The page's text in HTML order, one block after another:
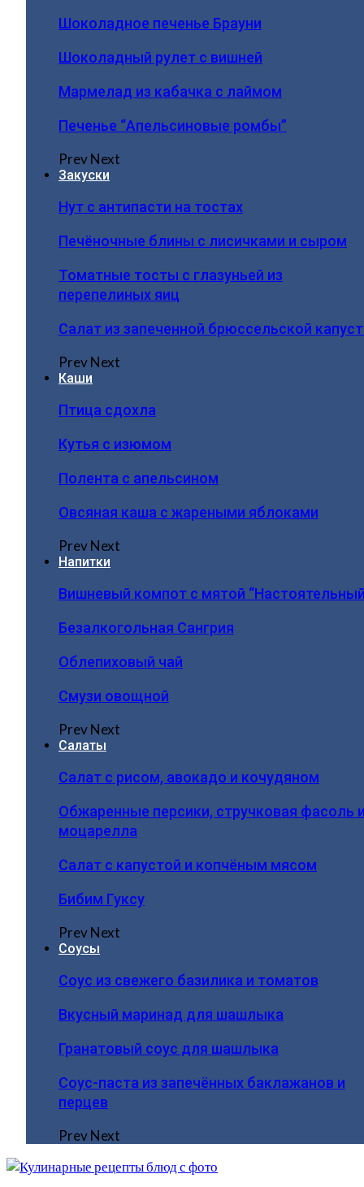
Шоколадное печенье Брауни
Шоколадный рулет с вишней
Мармелад из кабачка с лаймом
Печенье “Апельсиновые ромбы”
PrevNext
Закуски
Нут с антипасти на тостах
Печёночные блины с лисичками и сыром
Томатные тосты с глазуньей из
перепелиных яиц
Салат из запеченной брюссельской
PrevNext
Каши
Птица сдохла
Кутья с изюмом
Полента с апельсином
Овсяная каша с жареными яблоками
PrevNext
Напитки
Вишневый компот с мятой
Безалкогольная Сангрия
Облепиховый чай
Смузи овощной
PrevNext
Салаты
Салат с рисом, авокадо и кочудяном
Обжаренные персики, стручковая фасоль
моцарелла
Салат с капустой и копчёным мясом
Бибим Гуксу
PrevNext
Соусы
Соус из свежего базилика и томатов
Вкусный маринад для шашлыка
Гранатовый соус для шашлыка
Соус-паста из запечённых баклажанов и
перцев
PrevNext